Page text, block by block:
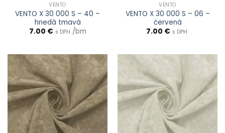
VENTO
VENTO X 30 000 S – 40 –
hnedá tmavá
7.00 € s DPH /bm
VENTO
VENTO X 30 000 S – 06 –
červená
7.00 € s DPH